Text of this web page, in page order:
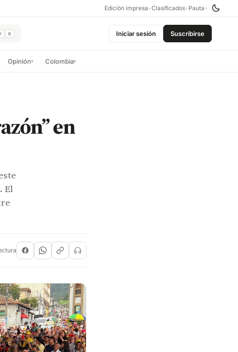
Edición impresa •Clasificados• Pauta •
K Iniciar sesión Suscribirse
Opinión▾ Colombia▾
en
El